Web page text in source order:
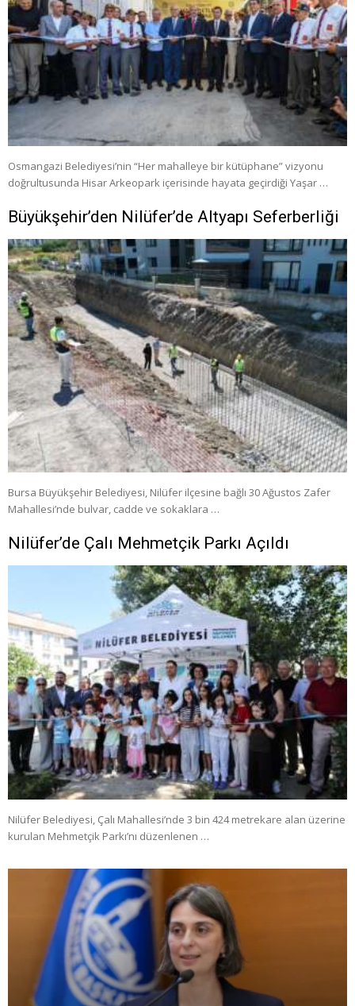
Osmangazi Belediyesi’nin “Her mahalleye bir kütüphane” vizyonu
doğrultusunda Hisar Arkeopark içerisinde hayata geçirdiği Yaşar …
Büyükşehir’den Nilüfer’de Altyapı Seferberliği
Bursa Büyükşehir Belediyesi, Nilüfer ilçesine bağlı 30 Ağustos Zafer
Mahallesi’nde bulvar, cadde ve sokaklara …
Nilüfer’de Çalı Mehmetçik Parkı Açıldı
Nilüfer Belediyesi, Çalı Mahallesi’nde 3 bin 424 metrekare alan üzerine
kurulan Mehmetçik Parkı’nı düzenlenen …